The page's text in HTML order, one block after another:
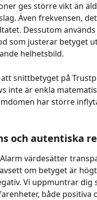
ges större vikt än
Även frekvensen,
Dessutom
som justerar betyget
helhetsbild.
snittbetyget på
inte är enkla
har större
och autentiska
värdesätter
om betyget är
Vi uppmuntrar dig
både positiva